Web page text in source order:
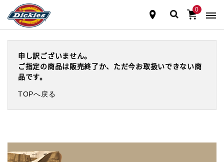
0
申し訳ございません。
ご指定の商品は販売終了か、ただ今お取扱いできない商
品です。
TOPへ戻る